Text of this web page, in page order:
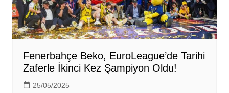
Fenerbahçe Beko, EuroLeague’de Tarihi
Zaferle İkinci Kez Şampiyon Oldu!
25/05/2025